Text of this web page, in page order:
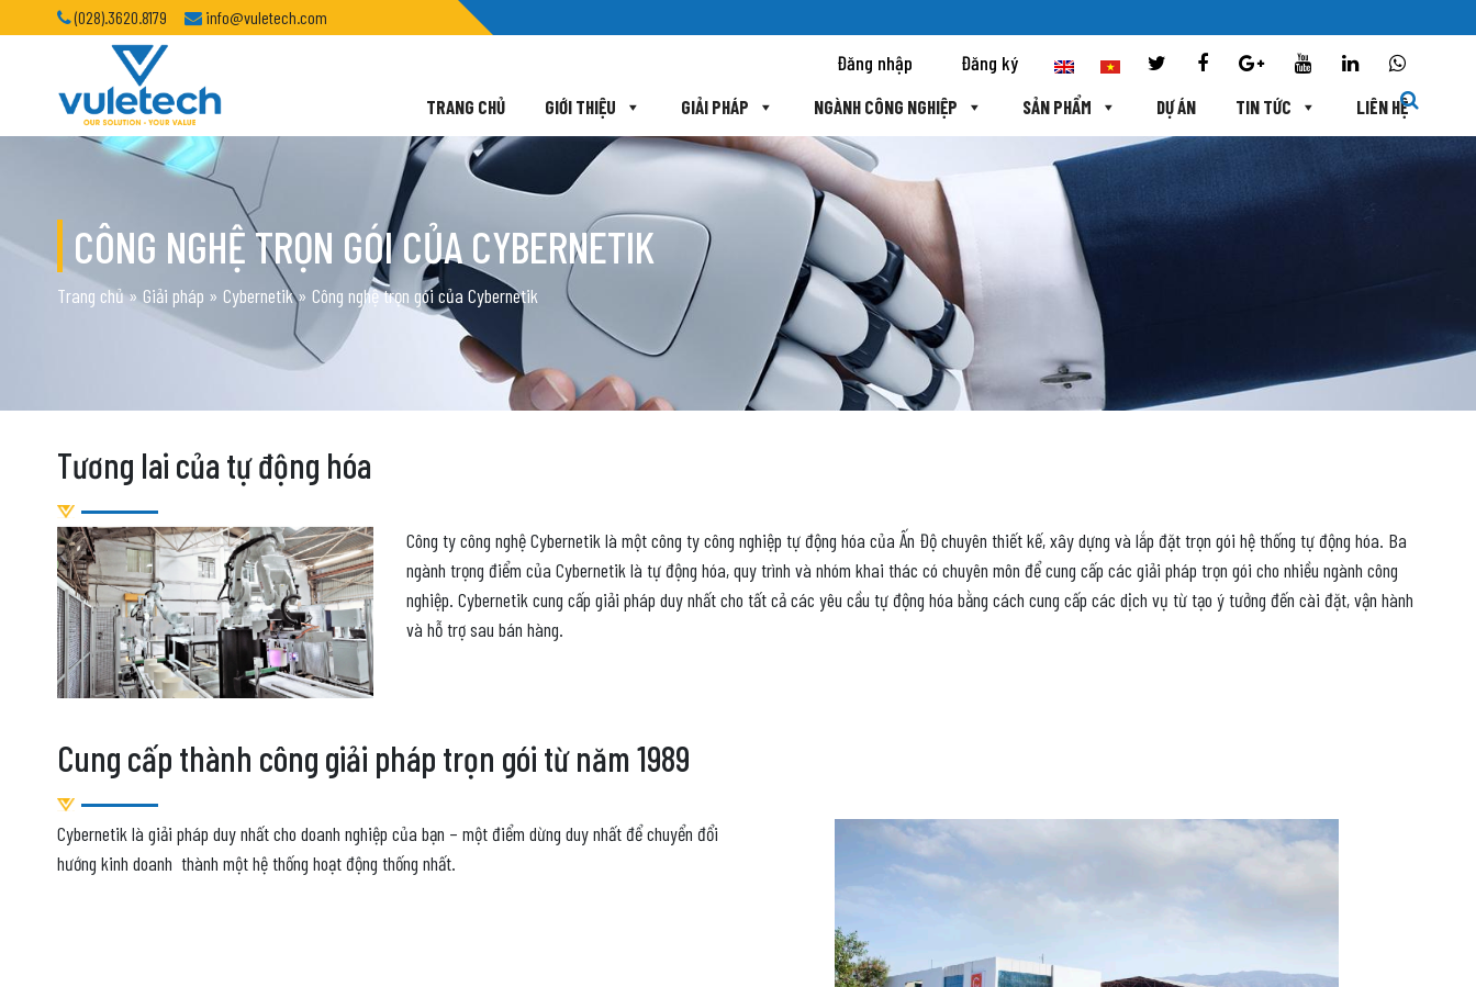
(028).3620.8179 info@vuletech.com
Đăng nhập Đăng ký
TRANG CHỦ GIỚI THIỆU GIẢI PHÁP NGÀNH CÔNG NGHIỆP SẢN PHẨM DỰ ÁN TIN TỨC LIÊN HỆ
CÔNG NGHỆ TRỌN GÓI CỦA CYBERNETIK
Trang chủ» Giải pháp » Cybernetik» Công nghệ trọn gói của Cybernetik
Tương lai của tự động hóa
Công ty công nghệ Cybernetik là một công ty công nghiệp tự động hóa của Ấn Độ chuyên thiết kế, xây dựng và lắp đặt trọn gói hệ thống tự động hóa. Ba
ngành trọng điểm của Cybernetik là tự động hóa, quy trình và nhóm khai thác có chuyên môn để cung cấp các giải pháp trọn gói cho nhiều ngành công
nghiệp. Cybernetik cung cấp giải pháp duy nhất cho tất cả các yêu cầu tự động hóa bằng cách cung cấp các dịch vụ từ tạo ý tưởng đến cài đặt, vận hành
và hỗ trợ sau bán hàng.
Cung cấp thành công giải pháp trọn gói từ năm 1989
Cybernetik là giải pháp duy nhất cho doanh nghiệp của bạn – một điểm dừng duy nhất để chuyển đổi
hướng kinh doanh thành một hệ thống hoạt động thống nhất.